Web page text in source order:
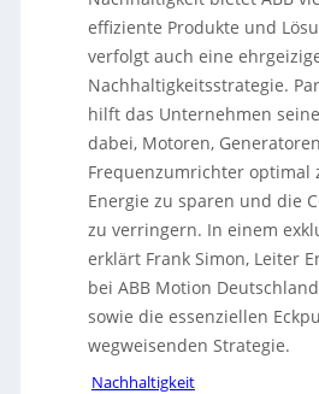
effiziente Produkte und
verfolgt auch eine
Nachhaltigkeitsstrategie.
hilft das Unternehmen
dabei, Motoren,
Frequenzumrichter optimal
Energie zu sparen und die
zu verringern. In einem
erklärt Frank Simon, Leiter
bei ABB Motion
sowie die essenziellen
wegweisenden Strategie.
Nachhaltigkeit